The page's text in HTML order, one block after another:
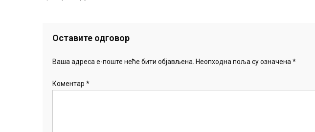
Оставите одговор
Ваша адреса е-поште неће бити објављена. Неопходна поља су означена *
Коментар *